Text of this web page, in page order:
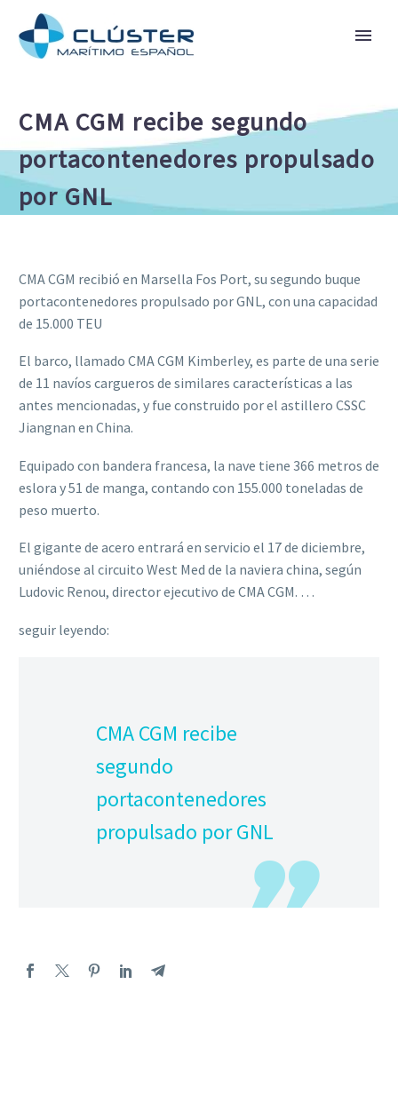
CMA CGM recibe segundo
portacontenedores propulsado
por GNL
CMA CGM recibió en Marsella Fos Port, su segundo buque
portacontenedores propulsado por GNL, con una capacidad
de 15.000 TEU
El barco, llamado CMA CGM Kimberley, es parte de una serie
de 11 navíos cargueros de similares características a las
antes mencionadas, y fue construido por el astillero CSSC
Jiangnan en China.
Equipado con bandera francesa, la nave tiene 366 metros de
eslora y 51 de manga, contando con 155.000 toneladas de
peso muerto.
El gigante de acero entrará en servicio el 17 de diciembre,
uniéndose al circuito West Med de la naviera china, según
Ludovic Renou, director ejecutivo de CMA CGM. …
seguir leyendo:
CMA CGM recibe
segundo
portacontenedores
propulsado por GNL